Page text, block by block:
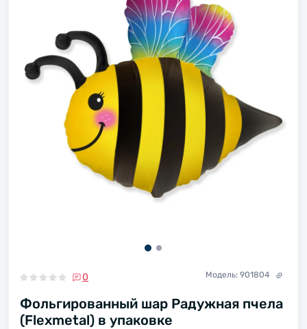
0 Модель: 901804
Фольгированный шар Радужная пчела
(Flexmetal) в упаковке